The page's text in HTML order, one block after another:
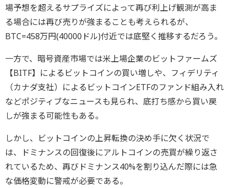
場予想を超えるサプライズによって再び利上げ観測が高ま
る場合には再び売りが強まることも考えられるが、
BTC=458万円(40000ドル)付近では底堅く推移するだろう。
一方で、暗号資産市場では米上場企業のビットファームズ
【BITF】によるビットコインの買い増しや、フィデリティ
（カナダ支社）によるビットコインETFのファンド組み入れ
などポジティブなニュースも見られ、底打ち感から買い戻
しが強まる可能性もある。
しかし、ビットコインの上昇転換の決め手に欠く状況で
は、ドミナンスの回復後にアルトコインの売買が繰り返さ
れているため、再びドミナンス40%を割り込んだ際には急
な価格変動に警戒が必要である。